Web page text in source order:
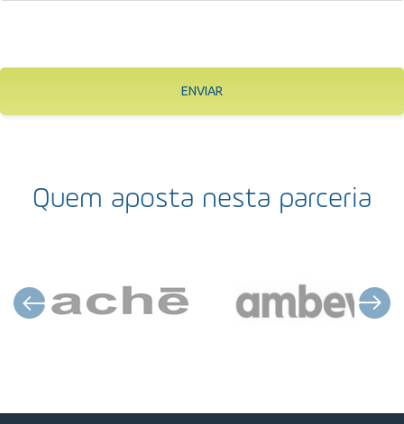
ENVIAR
Quem aposta nesta parceria